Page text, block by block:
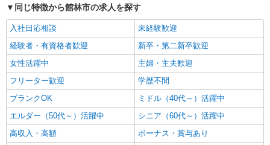
同じ特徴から館林市の求人を探す
入社日応相談
未経験歓迎
経験者・有資格者歓迎
新卒・第二新卒歓迎
女性活躍中
主婦・主夫歓迎
フリーター歓迎
学歴不問
ブランクOK
ミドル（40代～）活躍中
エルダー（50代～）活躍中
シニア（60代～）活躍中
高収入・高額
ボーナス・賞与あり